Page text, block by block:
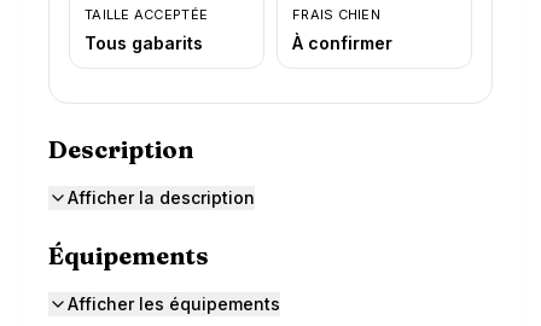
TAILLE ACCEPTÉE
Tous gabarits
FRAIS CHIEN
À confirmer
Description
Afficher la description
Équipements
Afficher les équipements